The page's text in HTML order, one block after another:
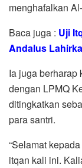
menghafalkan
Baca juga : Uji
Andalus
Ia juga berharap
dengan LPMQ
ditingkatkan
para santri.
“Selamat
itqan kali ini.